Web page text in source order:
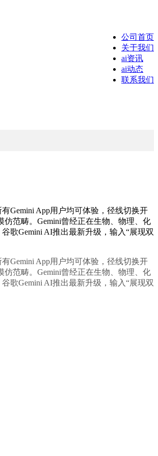
公司首页
关于我们
ai资讯
ai动态
联系我们
Gemini App用户均可体验，径线切换开
范畴。Gemini曾经正在生物、物理、化
歌Gemini AI推出最新升级，输入“展现双
Gemini App用户均可体验，径线切换开
范畴。Gemini曾经正在生物、物理、化
歌Gemini AI推出最新升级，输入“展现双